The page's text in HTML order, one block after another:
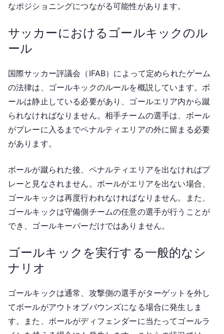
なポジショニングにつながる可能性があります。
サッカーにおけるゴールキックのル
ール
国際サッカー評議会（IFAB）によって定められたゲーム
の法律は、ゴールキックのルールを概説しています。ボ
ールは静止している必要があり、ゴールエリア内から蹴
られなければなりません。相手チームの選手は、ボール
がプレーに入るまでペナルティエリアの外に留まる必要
があります。
ボールが蹴られた後、ペナルティエリアを出なければプ
レーと見なされません。ボールがエリアを出ない場合、
ゴールキックは再度行われなければなりません。また、
ゴールキックは守備側チームの任意の選手が行うことが
でき、ゴールキーパーだけではありません。
ゴールキックを実行する一般的なシ
ナリオ
ゴールキックは通常、攻撃側の選手がターゲットを外し
てボールがアウトオブバウンズになる場合に発生しま
す。また、ボールがディフェンダーに当たってゴールラ